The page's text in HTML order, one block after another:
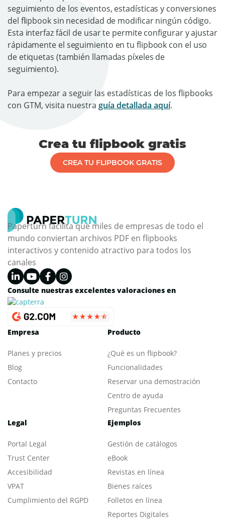
seguimiento de los eventos, estadísticas y conversiones
del flipbook sin necesidad de modificar ningún código.
Esta interfaz fácil de usar te permite configurar y ajustar
rápidamente el seguimiento en tu flipbook con el uso
de etiquetas (también llamadas píxeles de
seguimiento).
Para empezar a seguir las estadísticas de los flipbooks
con GTM, visita nuestra guía detallada aquí.
Crea tu flipbook gratis
CREA TU FLIPBOOK GRATIS
Paperturn facilita que miles de empresas de todo el
mundo conviertan archivos PDF en flipbooks
interactivos y contenido atractivo para todos los
canales
Consulte nuestras excelentes valoraciones en
Empresa
Planes y precios
Blog
Contacto
Producto
¿Qué es un flipbook?
Funcionalidades
Reservar una demostración
Centro de ayuda
Preguntas Frecuentes
Legal
Portal Legal
Trust Center
Accesibilidad
VPAT
Cumplimiento del RGPD
Ejemplos
Gestión de catálogos
eBook
Revistas en línea
Bienes raíces
Folletos en línea
Reportes Digitales